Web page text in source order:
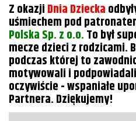
Z okazjiDnia Dziecka
uśmiechem pod
Polska Sp. z o.o.To był
mecze dzieci z rodzicami.
podczas której to
motywowali i
oczywiście - wspaniałe
Partnera. Dziękujemy!